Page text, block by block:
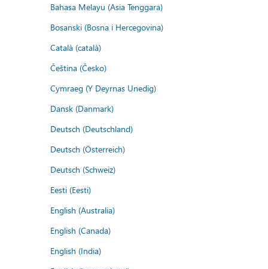
Bahasa Melayu (Asia Tenggara)
Bosanski (Bosna i Hercegovina)
Català (català)
Čeština (Česko)
Cymraeg (Y Deyrnas Unedig)
Dansk (Danmark)
Deutsch (Deutschland)
Deutsch (Österreich)
Deutsch (Schweiz)
Eesti (Eesti)
English (Australia)
English (Canada)
English (India)